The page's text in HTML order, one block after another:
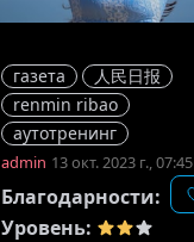
газета
人民日报
renmin ribao
аутотренинг
admin 13 окт. 2023 г., 07:45
Благодарности:
Уровень: